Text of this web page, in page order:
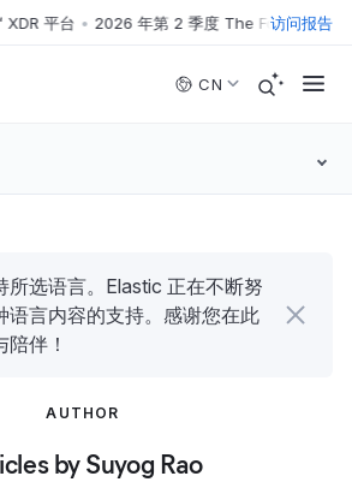
平台 • 2026 年第 2 季度 The Forrester
访问报告
CN
所选语言。Elastic 正在不断努
语言内容的支持。感谢您在此
伴！
AUTHOR
by Suyog Rao